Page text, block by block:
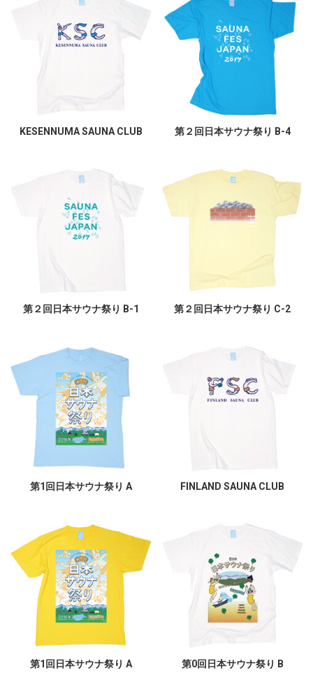
KESENNUMA SAUNA CLUB 第２回日本サウナ祭り B-4
第２回日本サウナ祭り B-1 第２回日本サウナ祭り C-2
第1回日本サウナ祭り A FINLAND SAUNA CLUB
第1回日本サウナ祭り A 第0回日本サウナ祭り B